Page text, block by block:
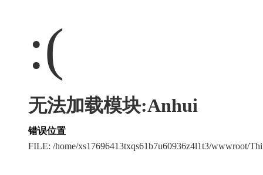
:(
无法加载模块:Anhui
错误位置
FILE: /home/xs17696413txqs61b7u60936z4l1t3/wwwroot/